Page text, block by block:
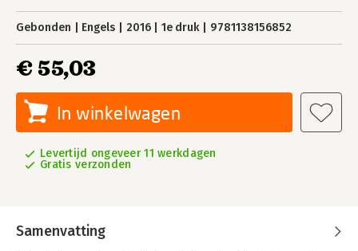
Gebonden Engels 2016 1e druk 9781138156852
€ 55,03
In winkelwagen
Levertijd ongeveer 11 werkdagen
Gratis verzonden
Samenvatting